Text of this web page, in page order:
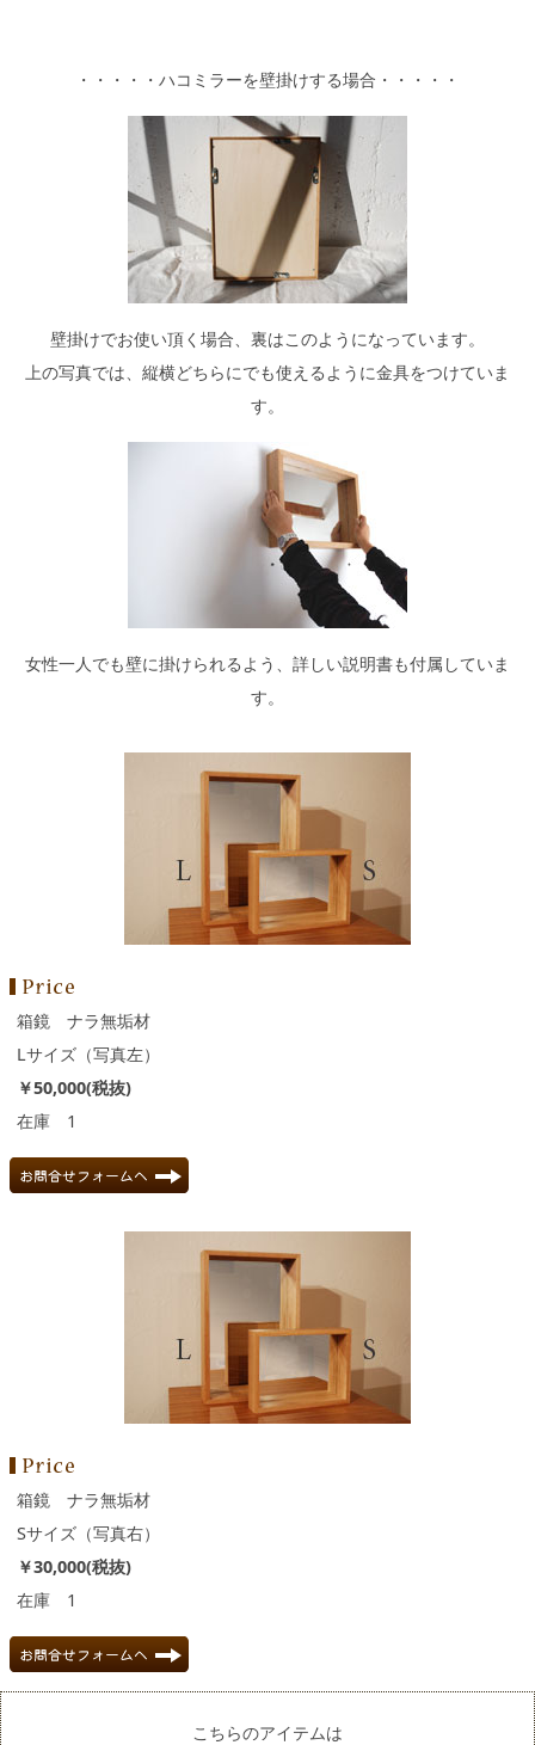
・・・・・ハコミラーを壁掛けする場合・・・・・
壁掛けでお使い頂く場合、裏はこのようになっています。
上の写真では、縦横どちらにでも使えるように金具をつけていま
す。
女性一人でも壁に掛けられるよう、詳しい説明書も付属していま
す。
箱鏡 ナラ無垢材
Lサイズ（写真左）
￥50,000(税抜)
在庫 1
箱鏡 ナラ無垢材
Sサイズ（写真右）
￥30,000(税抜)
在庫 1
こちらのアイテムは